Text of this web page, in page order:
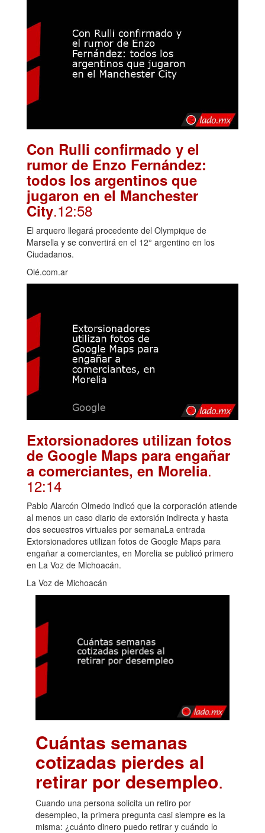
Con Rulli confirmado y el
rumor de Enzo Fernández:
todos los argentinos que
jugaron en el Manchester
City.12:58
El arquero llegará procedente del Olympique de
Marsella y se convertirá en el 12° argentino en los
Ciudadanos.
Olé.com.ar
Extorsionadores utilizan fotos
de Google Maps para engañar
a comerciantes, en Morelia.
12:14
Pablo Alarcón Olmedo indicó que la corporación atiende
al menos un caso diario de extorsión indirecta y hasta
dos secuestros virtuales por semanaLa entrada
Extorsionadores utilizan fotos de Google Maps para
engañar a comerciantes, en Morelia se publicó primero
en La Voz de Michoacán.
La Voz de Michoacán
Cuántas semanas
cotizadas pierdes al
retirar por desempleo.
Cuando una persona solicita un retiro por
desempleo, la primera pregunta casi siempre es la
misma: ¿cuánto dinero puedo retirar y cuándo lo